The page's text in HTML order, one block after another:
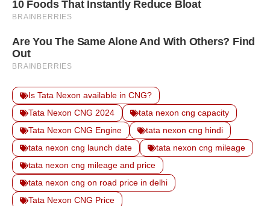
Is Tata Nexon available in CNG?
Tata Nexon CNG 2024
tata nexon cng capacity
Tata Nexon CNG Engine
tata nexon cng hindi
tata nexon cng launch date
tata nexon cng mileage
tata nexon cng mileage and price
tata nexon cng on road price in delhi
Tata Nexon CNG Price